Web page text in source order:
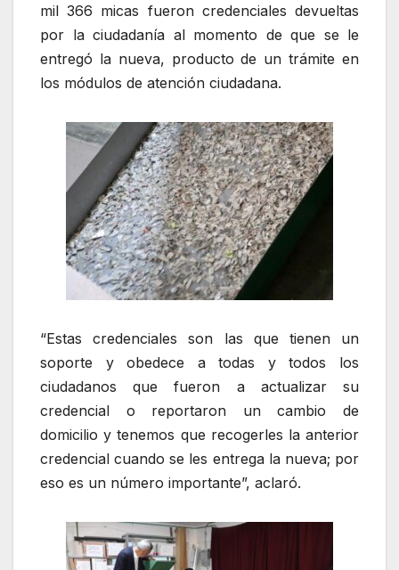
mil 366 micas fueron credenciales devueltas
por la ciudadanía al momento de que se le
entregó la nueva, producto de un trámite en
los módulos de atención ciudadana.
“Estas credenciales son las que tienen un
soporte y obedece a todas y todos los
ciudadanos que fueron a actualizar su
credencial o reportaron un cambio de
domicilio y tenemos que recogerles la anterior
credencial cuando se les entrega la nueva; por
eso es un número importante”, aclaró.